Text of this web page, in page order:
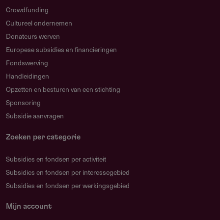
verplichte sjabloon. Een onbalans of een andere valuta
Hoe versterk je het partnerschap?
Betrek partners uit ondervertegenwoordigde regio's en
maak eerlijke samenwerking en eerlijke betaling
concreet zichtbaar. Dit telt zwaar mee in de
beoordeling.
Waar moet je op letten qua timing?
Alle partners moeten vooraf een account aanmaken. De
ruim voor de deadline.
FAQ
Crowdfunding
Cultureel ondernemen
Donateurs werven
Europese subsidies en financieringen
Fondswerving
Handleidingen
Opzetten en besturen van een stichting
Sponsoring
Subsidie aanvragen
Zoeken per categorie
Subsidies en fondsen per activiteit
Subsidies en fondsen per interessegebied
Subsidies en fondsen per werkingsgebied
Mijn account